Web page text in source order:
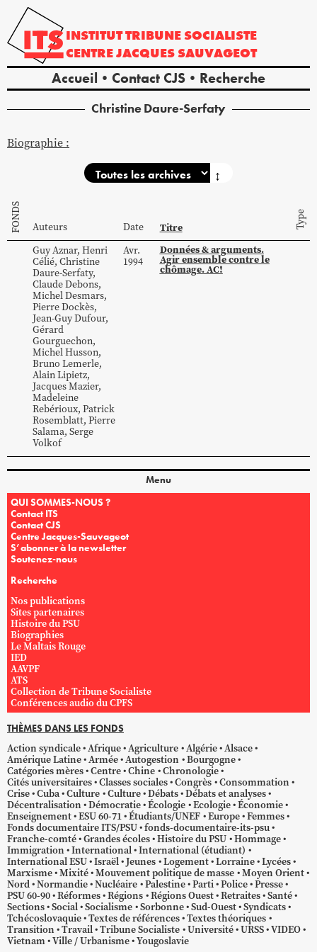
INSTITUTTRIBUNE SOCIALISTE
CENTREJACQUES SAUVAGEOT
Accueil Contact CJS Recherche
ChristineDaure-Serfaty
Biographie :
↕
FONDS Auteurs Date Titre Type
GuyAznar, Henri
Célié, Christine
Daure-Serfaty,
ClaudeDebons,
MichelDesmars,
PierreDockès,
Jean-GuyDufour,
Gérard
Gourguechon,
MichelHusson,
Bruno Lemerle,
AlainLipietz,
JacquesMazier,
Madeleine
Rebérioux, Patrick
Rosemblatt, Pierre
Salama, Serge
Volkof
Avr.
1994
Données & arguments.
Agir ensemble contre le
chômage. AC!
Menu
QUI SOMMES-NOUS ?
Contact ITS
Contact CJS
Centre Jacques-Sauvageot
S’abonner à la newsletter
Soutenez-nous
Recherche
Nos publications
Sites partenaires
Histoire du PSU
Biographies
Le Maltais Rouge
IED
AAVPF
ATS
Collection de Tribune Socialiste
Conférences audio du CPFS
THÈMES DANS LES FONDS
Action syndicale Afrique Agriculture Algérie Alsace
Amérique Latine Armée Autogestion
Bourgogne
Catégories mères Centre Chine Chronologie
Cités universitaires Classes sociales Congrès Consommation
Crise Cuba Culture Culture Débats Débats et analyses
Décentralisation Démocratie Écologie Ecologie Économie
Enseignement ESU 60-71 Étudiants/UNEF Europe Femmes
Fonds documentaire ITS/PSU fonds-documentaire-its-psu
Franche-comté Grandes écoles Histoire du PSU Hommage
Immigration International International (étudiant)
International ESU Israël Jeunes Logement Lorraine Lycées
Marxisme Mixité Mouvement politique de masse Moyen Orient
Nord Normandie Nucléaire Palestine Parti Police Presse
PSU 60-90 Réformes Régions Régions Ouest Retraites Santé
Sections Social Socialisme Sorbonne Sud-Ouest Syndicats
Tchécoslovaquie Textes de références Textes théoriques
Transition Travail Tribune Socialiste Université URSS VIDEO
Vietnam Ville / Urbanisme Yougoslavie